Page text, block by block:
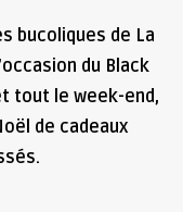
bucoliques de La
du Black
tout le week-end,
de cadeaux